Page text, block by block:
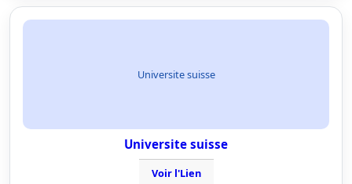
Universite suisse
Universite suisse
Voir l'Lien